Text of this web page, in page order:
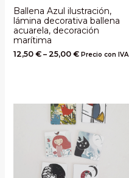
Ballena Azul ilustración,
lámina decorativa ballena
acuarela, decoración
marítima
12,50 €– 25,00 € Precio con IVA